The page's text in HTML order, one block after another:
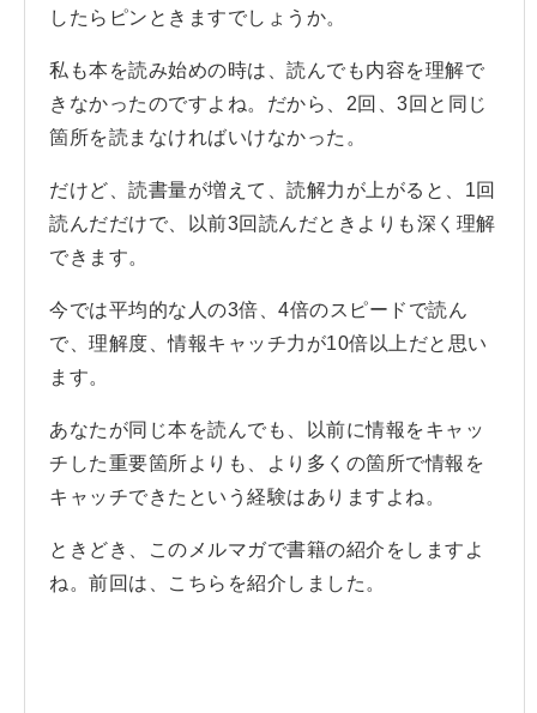
したらピンときますでしょうか。
私も本を読み始めの時は、読んでも内容を理解で
きなかったのですよね。だから、2回、3回と同じ
箇所を読まなければいけなかった。
だけど、読書量が増えて、読解力が上がると、1回
読んだだけで、以前3回読んだときよりも深く理解
できます。
今では平均的な人の3倍、4倍のスピードで読ん
で、理解度、情報キャッチ力が10倍以上だと思い
ます。
あなたが同じ本を読んでも、以前に情報をキャッ
チした重要箇所よりも、より多くの箇所で情報を
キャッチできたという経験はありますよね。
ときどき、このメルマガで書籍の紹介をしますよ
ね。前回は、こちらを紹介しました。